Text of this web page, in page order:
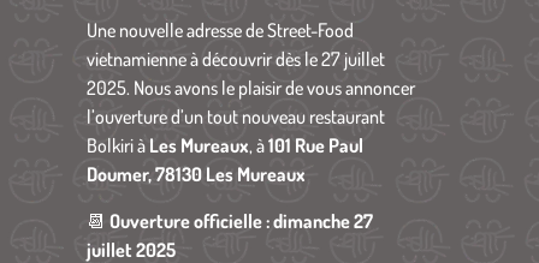
Une nouvelle adresse de Street-Food
vietnamienne à découvrir dès le 27 juillet
2025. Nous avons le plaisir de vous annoncer
l’ouverture d’un tout nouveau restaurant
Bolkiri à Les Mureaux, à101 Rue Paul
Doumer, 78130 Les Mureaux
📆Ouverture officielle : dimanche 27
juillet 2025